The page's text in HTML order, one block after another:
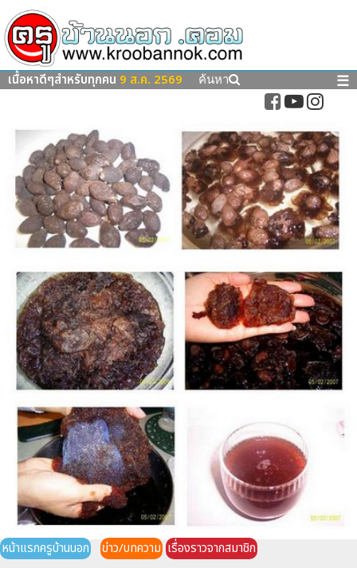
เนื้อหาดีๆสำหรับทุกคน 9 ส.ค. 2569 ค้นหา ☰
หน้าแรกครูบ้านนอก ข่าว/บทความ เรื่องราวจากสมาชิก